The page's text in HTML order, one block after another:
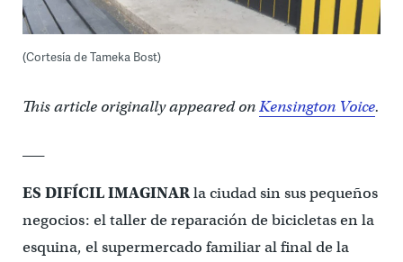
(Cortesía de Tameka Bost)
This article originally appeared onKensington Voice.
ES DIFÍCIL IMAGINARla ciudad sin sus pequeños
negocios: el taller de reparación de bicicletas en la
esquina, el supermercado familiar al final de la